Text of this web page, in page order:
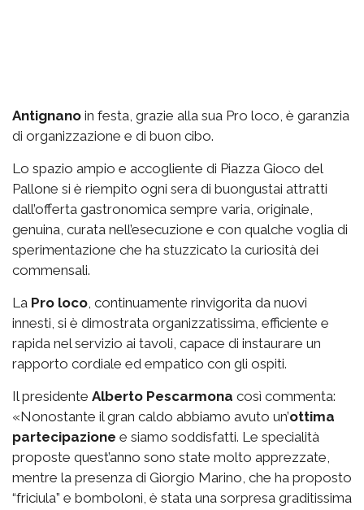
Antignano in festa, grazie alla sua Pro loco, è garanzia
di organizzazione e di buon cibo.
Lo spazio ampio e accogliente di Piazza Gioco del
Pallone si è riempito ogni sera di buongustai attratti
dall’offerta gastronomica sempre varia, originale,
genuina, curata nell’esecuzione e con qualche voglia di
sperimentazione che ha stuzzicato la curiosità dei
commensali.
La Pro loco, continuamente rinvigorita da nuovi
innesti, si è dimostrata organizzatissima, efficiente e
rapida nel servizio ai tavoli, capace di instaurare un
rapporto cordiale ed empatico con gli ospiti.
Il presidente Alberto Pescarmona così commenta:
«Nonostante il gran caldo abbiamo avuto un’ottima
partecipazione e siamo soddisfatti. Le specialità
proposte quest’anno sono state molto apprezzate,
mentre la presenza di Giorgio Marino, che ha proposto
“friciula” e bomboloni, è stata una sorpresa graditissima